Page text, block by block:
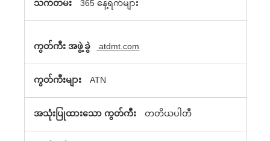
365 နေ့ရက်များ
atdmt.com
ATN
တတိယပါတီ